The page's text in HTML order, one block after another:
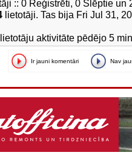
:: 0 Reģistrēti, 0 Slēptie
lietotāji. Tas bija Fri Jul 31,
aktivitāte pēdējo 5
Ir jauni komentāri Nav